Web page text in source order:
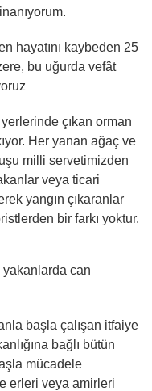
hayatını kaybeden 25
bu uğurda vefât
çıkan orman
Her yanan ağaç ve
milli servetimizden
veya ticari
yangın çıkaranlar
bir farkı yoktur.
yakanlarda can
başla çalışan itfaiye
bağlı bütün
mücadele
erleri veya amirleri